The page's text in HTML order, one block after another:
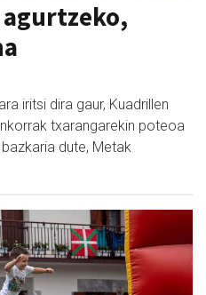
iritsi dira gaur, Kuadrillen
txarangarekin poteoa
dute, Metak